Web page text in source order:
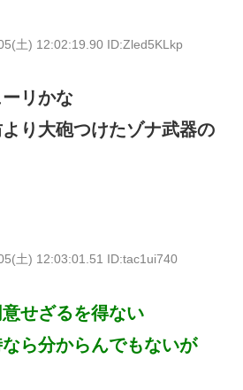
土) 12:02:19.90 ID:Zled5KLkp
リかな
り大砲つけたゾナ武器の
土) 12:03:01.51 ID:tac1ui740
せざるを得ない
ら分からんでもないが